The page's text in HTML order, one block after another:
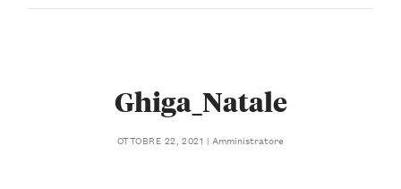
Ghiga_Natale
OTTOBRE 22, 2021 Amministratore